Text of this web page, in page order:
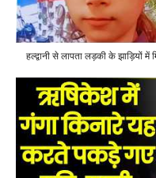
हल्द्वानी से लापता लड़की के